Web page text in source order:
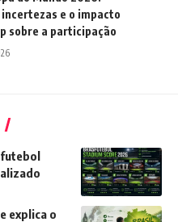
e o impacto
sobre a participação
futebol
explica o